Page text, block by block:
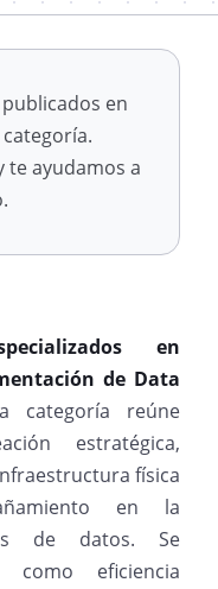
en
te ayudamos a
en
de Data
categoría reúne
estratégica,
física
en la
de datos. Se
como eficiencia